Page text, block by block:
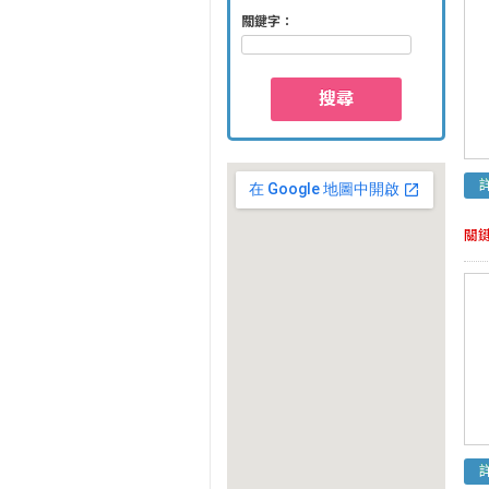
關鍵字：
搜尋
關